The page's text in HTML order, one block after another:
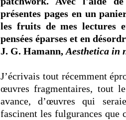
présentes pages en un
les fruits de mes lectures
pensées éparses et en
J. G. Hamann, Aesthetica in
J’écrivais tout récemment
œuvres fragmentaires, tout
avance, d’œuvres qui
fascinent les fulgurances que